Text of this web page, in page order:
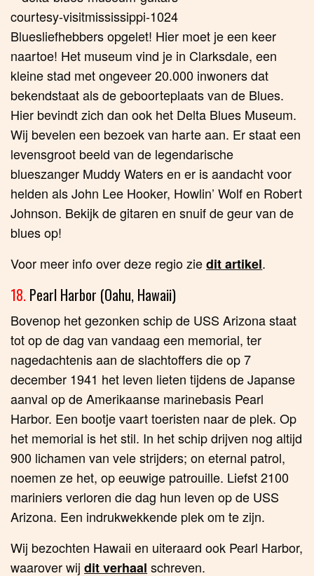
Bluesliefhebbers opgelet! Hier moet je een keer
naartoe! Het museum vind je in Clarksdale, een
kleine stad met ongeveer 20.000 inwoners dat
bekendstaat als de geboorteplaats van de Blues.
Hier bevindt zich dan ook het Delta Blues Museum.
Wij bevelen een bezoek van harte aan. Er staat een
levensgroot beeld van de legendarische
blueszanger Muddy Waters en er is aandacht voor
helden als John Lee Hooker, Howlin’ Wolf en Robert
Johnson. Bekijk de gitaren en snuif de geur van de
blues op!
Voor meer info over deze regio ziedit artikel.
18. Pearl Harbor (Oahu, Hawaii)
Bovenop het gezonken schip de USS Arizona staat
tot op de dag van vandaag een memorial, ter
nagedachtenis aan de slachtoffers die op 7
december 1941 het leven lieten tijdens de Japanse
aanval op de Amerikaanse marinebasis Pearl
Harbor. Een bootje vaart toeristen naar de plek. Op
het memorial is het stil. In het schip drijven nog altijd
900 lichamen van vele strijders; on eternal patrol,
noemen ze het, op eeuwige patrouille. Liefst 2100
mariniers verloren die dag hun leven op de USS
Arizona. Een indrukwekkende plek om te zijn.
Wij bezochten Hawaii en uiteraard ook Pearl Harbor,
waarover wijdit verhaal schreven.